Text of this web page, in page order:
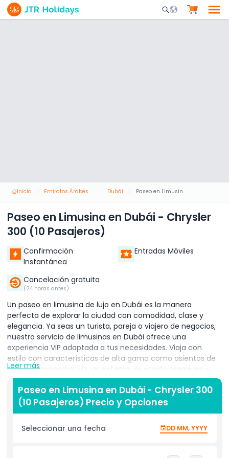
Mobile Search
Inicio Emiratos Árabes Unidos Dubái Paseo en Limusina en Dubái - Chrysler 300 (10 Pasajeros)
Paseo en Limusina en Dubái - Chrysler
300 (10 Pasajeros)
Confirmación
Instantánea
Entradas Móviles
Cancelación gratuita
(24 horas antes)
Un paseo en limusina de lujo en Dubái es la manera
perfecta de explorar la ciudad con comodidad, clase y
elegancia. Ya seas un turista, pareja o viajero de negocios,
nuestro servicio de limusinas en Dubái ofrece una
experiencia VIP adaptada a tus necesidades. Viaja con
estilo con características de alta gama como asientos de
cuero, iluminación LED, un sistema de sonido premium y
refrescos. Cada limusina es conducida por un chófer
profesional, asegurando un viaje suave, seguro y elegante.
Puedes reservar un paseo en limusina en Dubái para
diversas ocasiones, desde traslados al aeropuerto y tours
por la ciudad hasta celebraciones especiales como
cumpleaños, lunas de miel, bodas o incluso una propuesta
Dubai Marina, Palm Jumeirah y Downtown Dubái. Nuestra
Leer más
Paseo en Limusina en Dubái - Chrysler 300
(10 Pasajeros) Precio y Opciones
Seleccionar una fecha DD MM, YYYY